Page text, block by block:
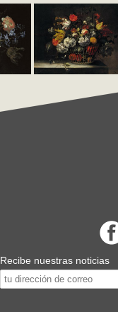
Recibe nuestras noticias